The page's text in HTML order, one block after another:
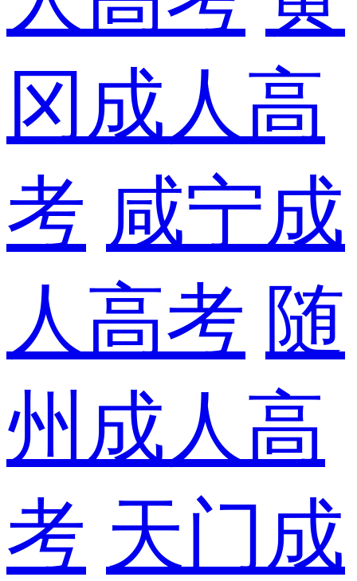
冈成人高
考 咸宁成
人高考 随
州成人高
考 天门成